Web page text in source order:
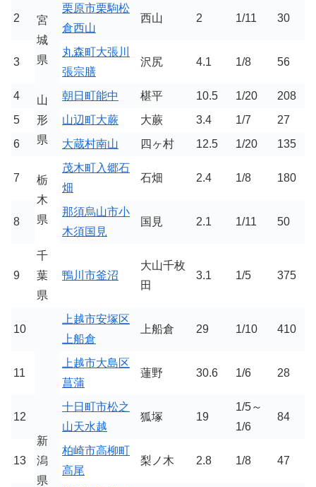
2
宮
城
県
栗原市栗駒松
倉西山
西山 2 1/11 30
3
丸森町大張川
張宗膳
沢尻 4.1 1/8 56
4
山
形
県
朝日町能中 椹平 10.5 1/20
208
5
山辺町大蕨 大蕨 3.4 1/7
27
6
大蔵村南山 四ヶ村 12.5 1/20 135
7
栃
木
県
茂木町入郷石
畑
石畑 2.4 1/8 180
8
那須烏山市小
木須国見
国見 2.1 1/11 50
9
千
葉
県
鴨川市釜沼
大山千枚
田
3.1 1/5 375
10
新
潟
県
上越市安塚区
上船倉
上船倉 29 1/10 410
11
上越市大島区
菖蒲
蓮野 30.6 1/6 28
12
十日町市松之
山天水越
狐塚 19
1/5～
1/6
84
13
柏崎市高柳町
高尾
梨ノ木 2.8 1/8 47